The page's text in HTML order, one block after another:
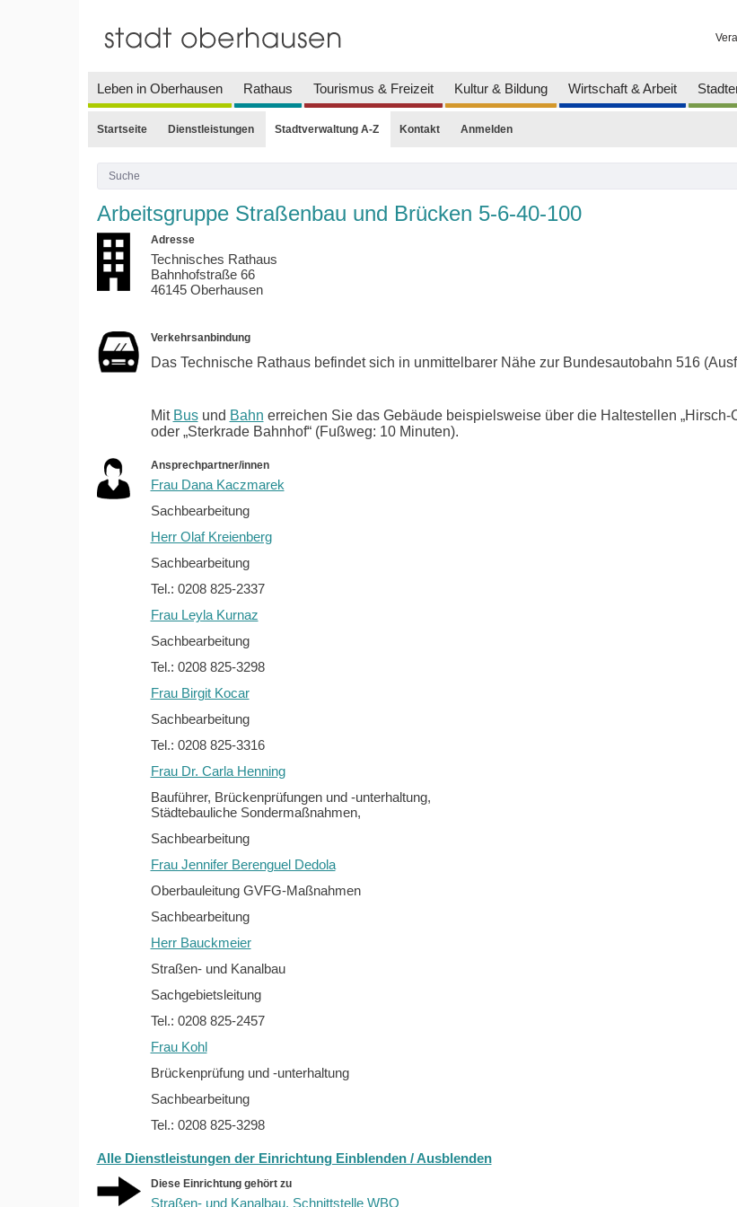
Leben in Oberhausen Rathaus Tourismus & Freizeit Kultur & Bildung Wirtschaft & Arbeit
Startseite Dienstleistungen Stadtverwaltung A-Z Kontakt Anmelden
Arbeitsgruppe Straßenbau und Brücken 5-6-40-100
Adresse
Technisches Rathaus
Bahnhofstraße 66
46145 Oberhausen
Verkehrsanbindung
Das Technische Rathaus befindet sich in unmittelbarer Nähe zur Bundesautobahn 516
Mit Busund Bahn erreichen Sie das Gebäude beispielsweise über die Haltestellen „Hirsch-
oder „Sterkrade Bahnhof“ (Fußweg: 10 Minuten).
Ansprechpartner/innen
Frau Dana Kaczmarek
Sachbearbeitung
Herr Olaf Kreienberg
Sachbearbeitung
Tel.: 0208 825-2337
Frau Leyla Kurnaz
Sachbearbeitung
Tel.: 0208 825-3298
Frau Birgit Kocar
Sachbearbeitung
Tel.: 0208 825-3316
Frau Dr. Carla Henning
Bauführer, Brückenprüfungen und -unterhaltung,
Städtebauliche Sondermaßnahmen,
Sachbearbeitung
Frau Jennifer Berenguel Dedola
Oberbauleitung GVFG-Maßnahmen
Sachbearbeitung
Herr Bauckmeier
Straßen- und Kanalbau
Sachgebietsleitung
Tel.: 0208 825-2457
Frau Kohl
Brückenprüfung und -unterhaltung
Sachbearbeitung
Tel.: 0208 825-3298
Alle Dienstleistungen der Einrichtung Einblenden / Ausblenden
Diese Einrichtung gehört zu
Straßen- und Kanalbau, Schnittstelle WBO